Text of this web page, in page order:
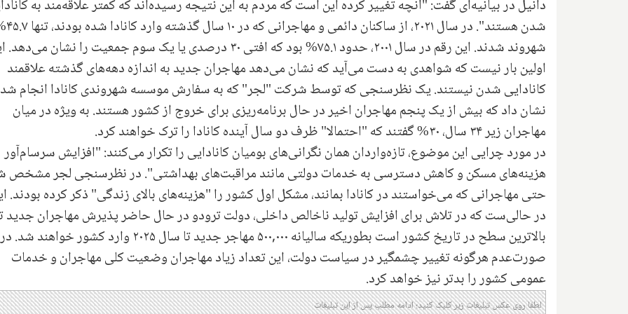
دانیل در بیانیه‌ای گفت: "آنچه تغییر کرده این است که مردم به این نتیجه رسیده‌اند که کمتر علاقه‌مند به
شدن هستند". در سال ۲۰۲۱، از
شهروند شدند. این رقم در سال ۲۰۰۱، حدود ۷۵.۱% بود که افتی ۳۰ درصدی یا یک سوم جمعیت را نشان
اولین بار نیست که شواهدی به دست می‌آید که نشان می‌دهد مهاجران جدید به اندازه دهه‌های گذشته علاقمند
کانادایی شدن نیستند. یک نظرسنجی که توسط شرکت "لجر" که به سفارش موسسه شهروندی کانادا انجام
نشان داد که بیش از یک پنجم مهاجران اخیر در حال برنامه‌ریزی برای خروج از کشور هستند. به ویژه در میان
مهاجران زیر ۳۴ سال، ۳۰% گفتند که "احتمالا" ظرف دو سال آینده کانادا را ترک خواهند کرد.
در مورد چرایی این موضوع، تازه‌واردان همان نگرانی‌های بومیان کانادایی را تکرار می‌کنند: "افزایش سرسام‌آور
هزینه‌های مسکن و کاهش دسترسی به خدمات دولتی مانند مراقبت‌های بهداشتی". در نظرسنجی لجر مشخص
حتی مهاجرانی که می‌خواستند در کانادا بمانند، مشکل اول کشور را "هزینه‌های بالای زندگی" ذکر کرده بودند.
در حالی‌ست که در تلاش برای افزایش تولید ناخالص داخلی، دولت ترودو در حال حاضر پذیرش مهاجران جدید
بالاترین سطح در تاریخ کشور است بطوریکه سالیانه ۵۰۰,۰۰۰ مهاجر جدید تا سال ۲۰۲۵ وارد کشور خواهند شد. در
صورت‌عدم هرگونه تغییر چشمگیر در سیاست دولت، این تعداد زیاد مهاجران وضعیت کلی مهاجران و خدمات
عمومی کشور را بدتر نیز خواهد کرد.
لطفا روی عکس تبلیغات زیر کلیک کنید؛ ادامه مطلب پس از این تبلیغات